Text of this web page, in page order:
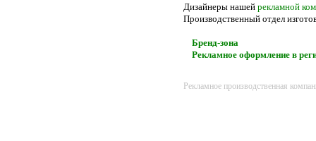
Дизайнеры нашей рекламной
Производственный отдел
Бренд-зона
Рекламное оформление в
Рекламное производственная